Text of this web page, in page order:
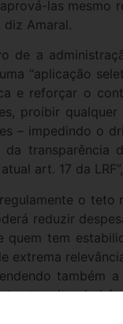
las mesmo
diz Amaral.
de a
“aplicação
e reforçar o
proibir
– impedindo o
transparência
art. 17 da
o
reduzir
tem
extrema
também
tramitando há